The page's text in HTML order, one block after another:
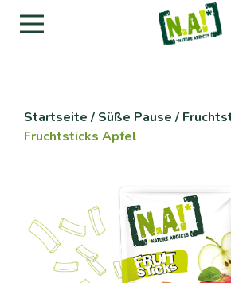
Startseite / Süße Pause /
Fruchtsticks Apfel